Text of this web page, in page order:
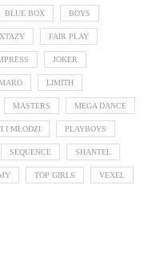
BLUE BOX BOYS
FAIR PLAY
JOKER
LIMITH
MASTERS MEGA DANCE
I MŁODZI PLAYBOYS
SEQUENCE SHANTEL
TOP GIRLS VEXEL